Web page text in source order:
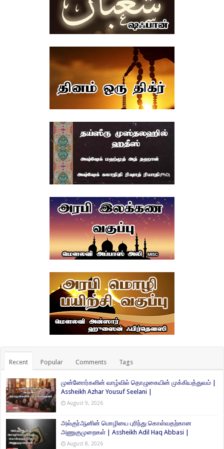
Recent Popular Comments Tags
முன்னோர்களின் வாழ்வில் தொழுகையின் முக்கியத்துவம் |
Assheikh Azhar Yousuf Seelani |
August 9, 2026
அல்குர்ஆனின் மொழியை புரிந்து கொள்வதற்கான
அணுகுமுறைகள் | Assheikh Adil Haq Abbasi |
August 8, 2026